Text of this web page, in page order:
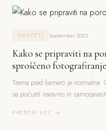
NASVETI September 2025
Kako se pripraviti na
sproščeno fotografiranje
Trema pred kamero je normalna.
se počutiti naravno in
PREBERI VEČ →